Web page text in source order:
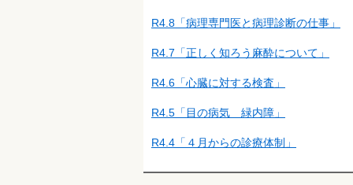
R4.8「病理専門医と病理診断の仕事」
R4.7「正しく知ろう麻酔について」
R4.6「心臓に対する検査」
R4.5「目の病気 緑内障」
R4.4「４月からの診療体制」